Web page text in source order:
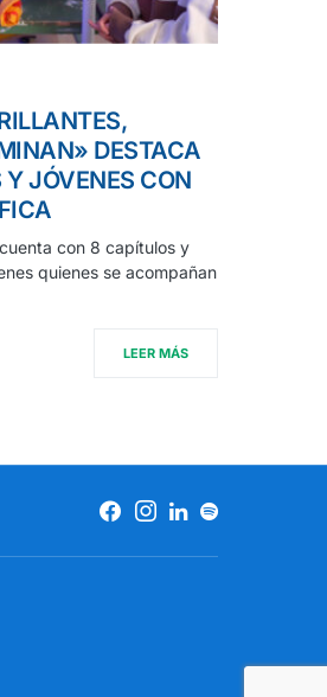
DESTACA
JÓVENES CON
con 8 capítulos y
quienes se acompañan
LEER MÁS